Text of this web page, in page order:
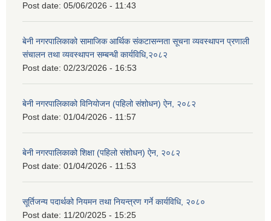
Post date: 05/06/2026 - 11:43
बेनी नगरपालिकाको सामाजिक आर्थिक संकटासन्नता सूचना व्यवस्थापन प्रणाली
संचालन तथा व्यवस्थापन सम्बन्धी कार्यविधि,२०८२
Post date: 02/23/2026 - 16:53
बेनी नगरपालिकाको विनियोजन (पहिलो संशोधन) ऐन, २०८२
Post date: 01/04/2026 - 11:57
बेनी नगरपालिकाको शिक्षा (पहिलो संशोधन) ऐन, २०८२
Post date: 01/04/2026 - 11:53
सूर्तिजन्य पदार्थको नियमन तथा नियन्त्रण गर्ने कार्यविधि, २०८०
Post date: 11/20/2025 - 15:25